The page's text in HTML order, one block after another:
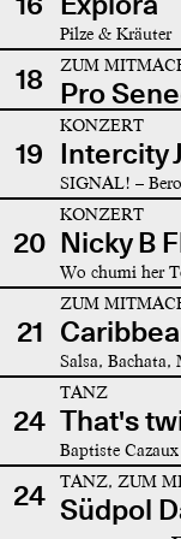
Pilze & Kräuter
18 ZUM
Pro
19
KONZERT
Intercity
SIGNAL! –
20
KONZERT
Nicky B
Wo chumi her
21
ZUM
Salsa, Bachata,
24
TANZ
That's
Baptiste Cazaux
24 TANZ, ZUM
Südpol